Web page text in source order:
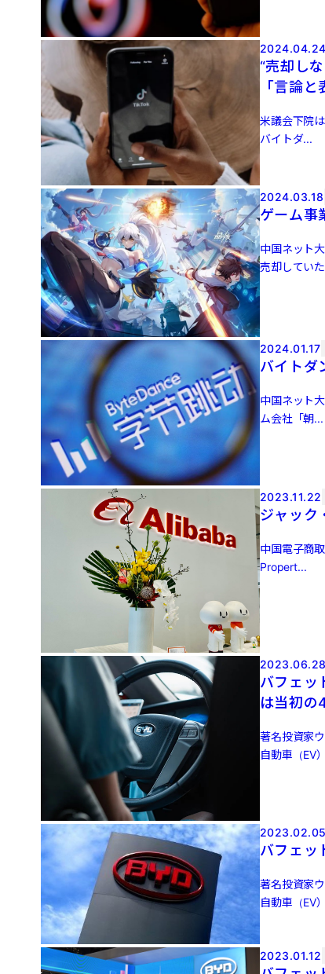
2024.04.24
“売却し
「言論と
米議会下院
バイトダ...
2024.03.18
ゲーム事
中国ネット
売却してい
2024.01.17
バイトダ
中国ネット
ム会社「朝...
2023.11.22
ジャック
中国電子商
Propert...
2023.06.28
バフェッ
は当初
著名投資家
自動車（EV
2023.02.05
バフェッ
著名投資家
自動車（EV
2023.01.12